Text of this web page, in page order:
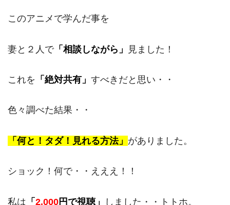
このアニメで学んだ事を
妻と２人で「相談しながら」 見ました！
これを 「絶対共有」 すべきだと思い・・
色々調べた結果・・
「何と！タダ！見れる方法」 がありました。
ショック！何で・・えええ！！
私は 「 2,000円で視聴」 しました・・トトホ。